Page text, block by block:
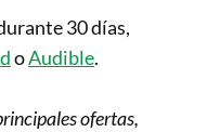
30 días,
oAudible.
ofertas,